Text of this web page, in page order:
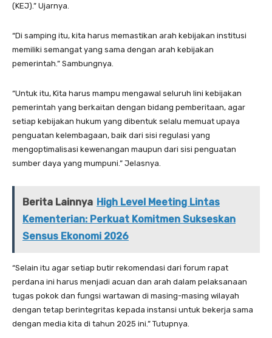
(KEJ).” Ujarnya.
“Di samping itu, kita harus memastikan arah kebijakan institusi
memiliki semangat yang sama dengan arah kebijakan
pemerintah.” Sambungnya.
“Untuk itu, Kita harus mampu mengawal seluruh lini kebijakan
pemerintah yang berkaitan dengan bidang pemberitaan, agar
setiap kebijakan hukum yang dibentuk selalu memuat upaya
penguatan kelembagaan, baik dari sisi regulasi yang
mengoptimalisasi kewenangan maupun dari sisi penguatan
sumber daya yang mumpuni.” Jelasnya.
Berita Lainnya High Level Meeting Lintas
Kementerian: Perkuat Komitmen Sukseskan
Sensus Ekonomi 2026
“Selain itu agar setiap butir rekomendasi dari forum rapat
perdana ini harus menjadi acuan dan arah dalam pelaksanaan
tugas pokok dan fungsi wartawan di masing-masing wilayah
dengan tetap berintegritas kepada instansi untuk bekerja sama
dengan media kita di tahun 2025 ini.” Tutupnya.